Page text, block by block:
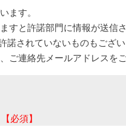
ます。
すと許諾部門に情報が送信
諾されていないものもござ
ご連絡先メールアドレスを
【必須】